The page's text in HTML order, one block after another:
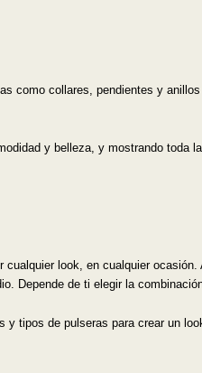
como collares, pendientes y
y belleza, y mostrando toda
look, en cualquier ocasión.
Depende de ti elegir la combinación
y tipos de pulseras para crear un